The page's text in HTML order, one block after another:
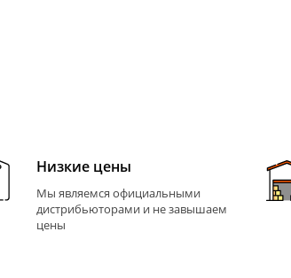
Низкие цены
Мы являемся официальными
дистрибьюторами и не завышаем
цены